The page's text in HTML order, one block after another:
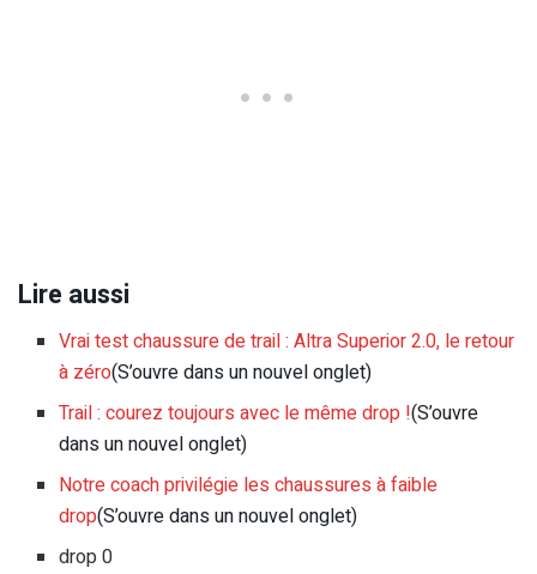
Lire aussi
Vrai test chaussure de trail : Altra Superior 2.0, le retour
à zéro(S’ouvre dans un nouvel onglet)
Trail : courez toujours avec le même drop !(S’ouvre
dans un nouvel onglet)
Notre coach privilégie les chaussures à faible
drop(S’ouvre dans un nouvel onglet)
drop 0